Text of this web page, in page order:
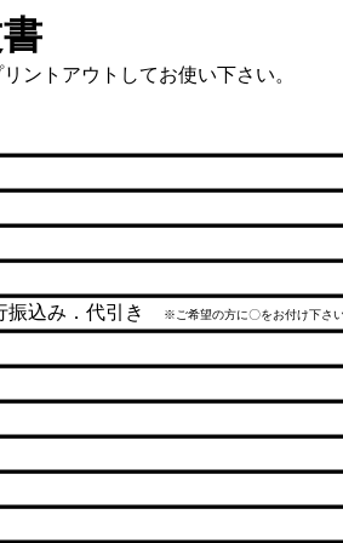
ントアウトしてお使い下さい。
振込み．代引き ※ご希望の方に〇をお付け下さ